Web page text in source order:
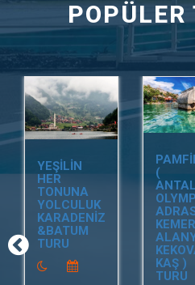
YEŞİLİN
HER
TONUNA
YOLCULUK
KARADENİZ
&BATUM
TURU
(
KEMER
KAŞ )
TURU